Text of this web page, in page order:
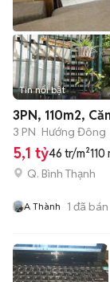
Tin nổi bật
3PN, 110m2,
3 PN Hướng Đông
5,1 tỷ46 tr/m²110
Q. Bình Thạnh
A Thành 1 đã bán